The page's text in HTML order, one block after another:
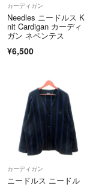
カーディガン
Needles ニードルス K
nit Cardigan カーディ
ガン ネペンテス
¥6,500
カーディガン
ニードルス ニードル